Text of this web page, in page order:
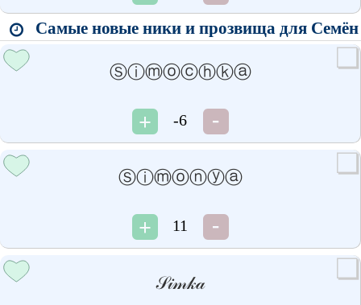
Самые новые ники и прозвища для Семён
Ⓢⓘⓜⓞⓒⓗⓚⓐ
-6
Ⓢⓘⓜⓞⓝⓨⓐ
11
𝒮𝒾𝓂𝓀𝒶